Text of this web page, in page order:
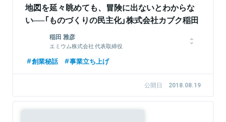
地図を延々眺めても、冒険に出ないとわからな
い──「ものづくりの民主化」株式会社カブク稲田
稲田 雅彦
エミウム株式会社 代表取締役
東京大学大学院にて人工知能を研究後、大手広告会社の株式会社
博報堂にてビッグデータ関連新規事業開発及びデジタルクリエイ
アドフェストなど、受賞歴多数。2013年に株式会社カブクを設
創業秘話 事業立ち上げ
公開日 2018.08.19